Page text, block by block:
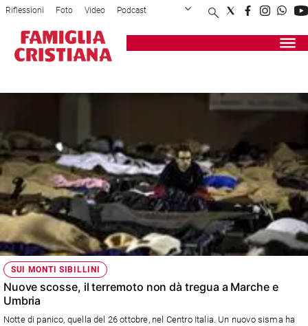
Attualità
Economia
Legalità
e
giustizia
Sport
Interviste
Papa
Papa
Chiesa
Riflessioni Foto Video Podcast
Privacy Policy Chi siamo
Registrati Redazione
SUI MONTI SIBILLINI
Nuove scosse, il terremoto non dà tregua a Marche e
Umbria
Notte di panico, quella del 26 ottobre, nel Centro Italia. Un nuovo sisma ha